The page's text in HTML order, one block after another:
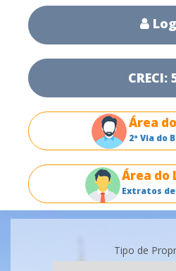
CRECI:
Área
2ª Via do
Área do
Extratos de
Tipo de